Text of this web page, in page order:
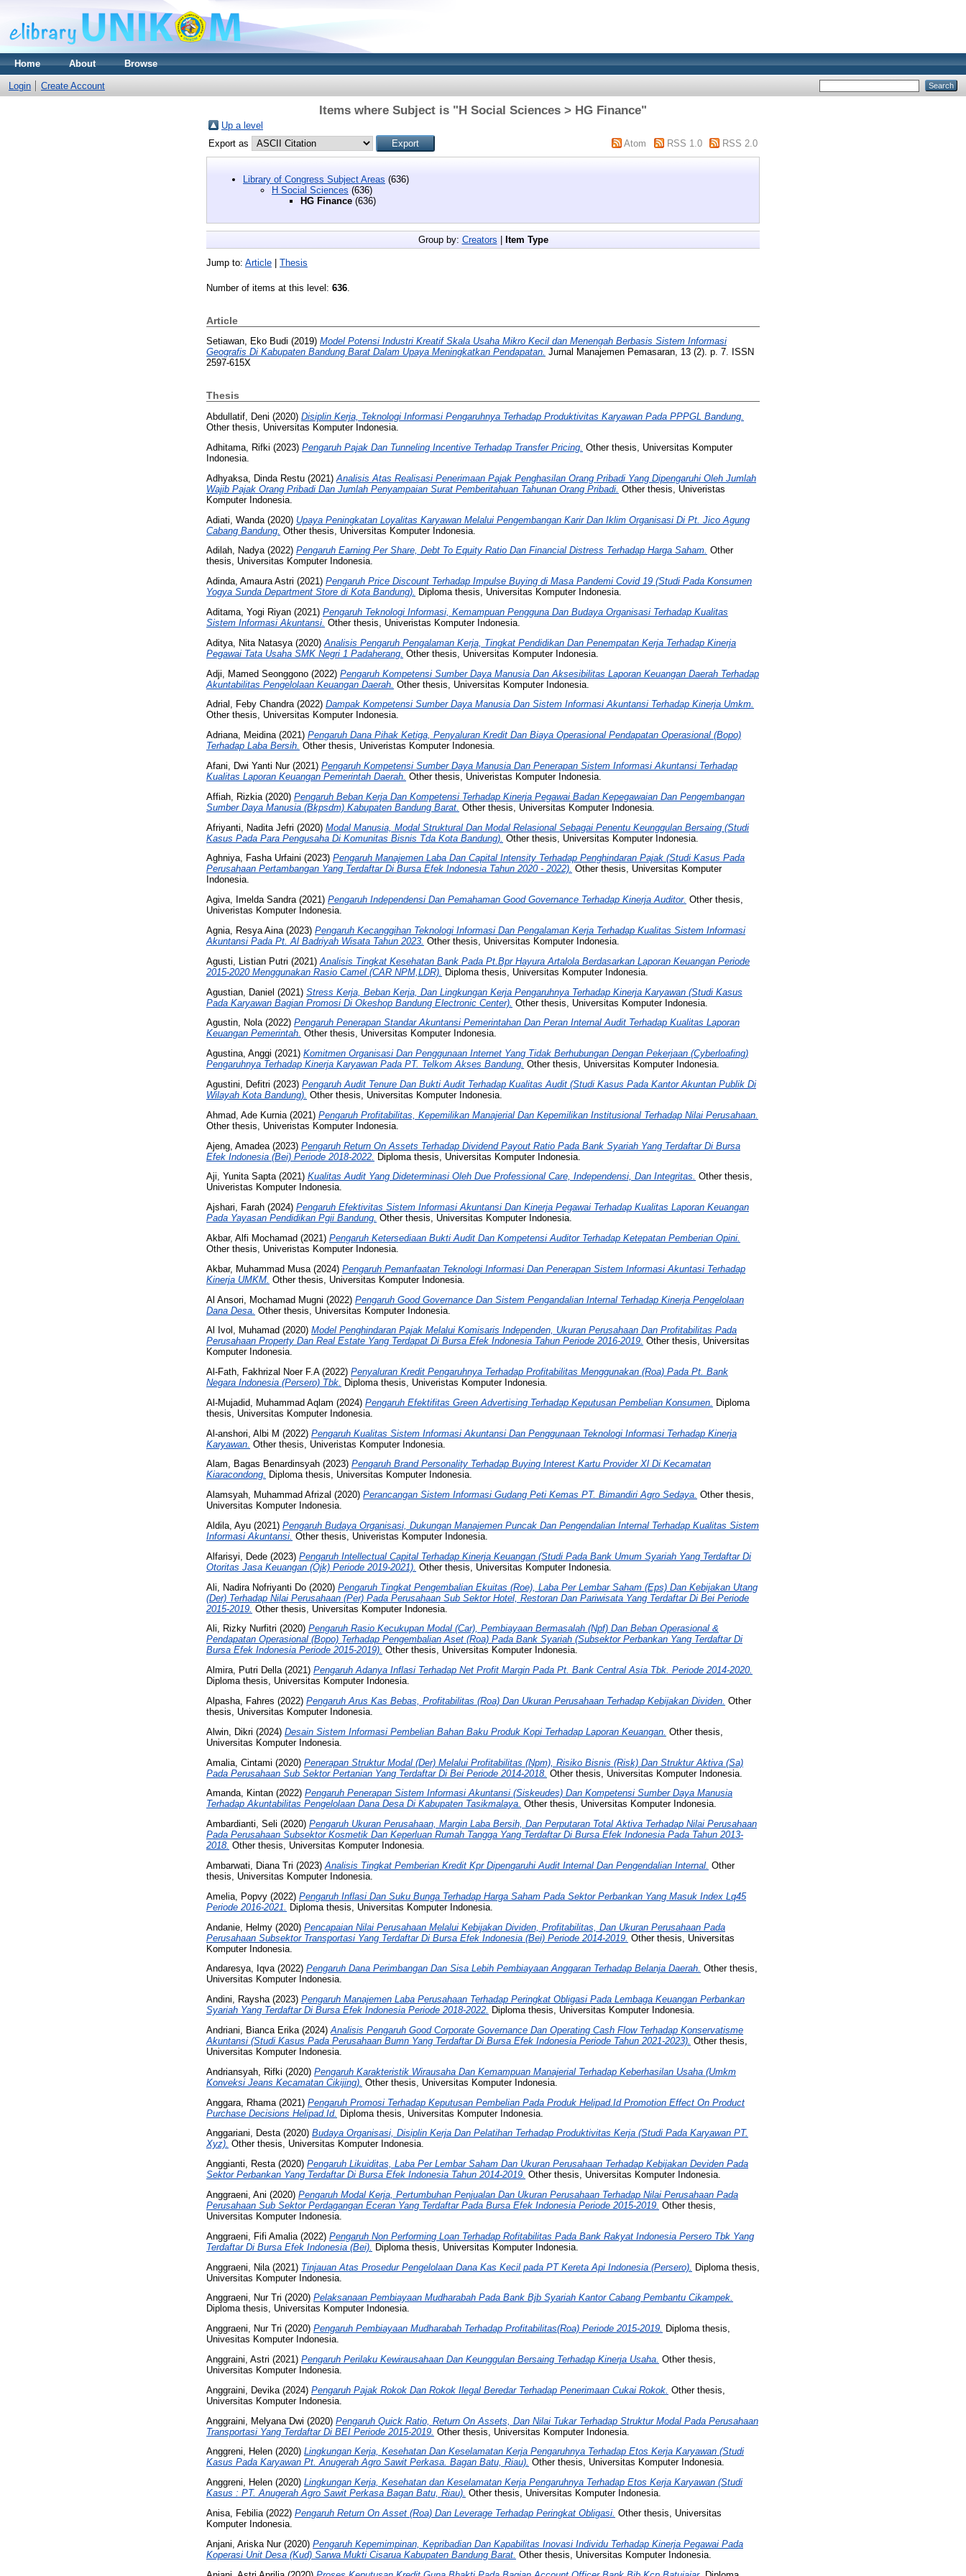
Home About Browse
Login Create Account
Items where Subject is "H Social Sciences > HG Finance"
Up a level
Export as
Atom RSS 1.0 RSS 2.0
Library of Congress Subject Areas (636)
H Social Sciences (636)
HG Finance (636)
Group by: Creators | Item Type
Jump to: Article | Thesis
Number of items at this level: 636
Article
Setiawan, Eko Budi (2019) Model Potensi Industri Kreatif Skala Usaha Mikro Kecil dan Menengah Berbasis Sistem Informasi
Geografis Di Kabupaten Bandung Barat Dalam Upaya Meningkatkan Pendapatan. Jurnal Manajemen Pemasaran, 13 (2). p. 7. ISSN
2597-615X
Thesis
Abdullatif, Deni (2020) Disiplin Kerja, Teknologi Informasi Pengaruhnya Terhadap Produktivitas Karyawan Pada PPPGL Bandung.
Other thesis, Universitas Komputer Indonesia.
Adhitama, Rifki (2023) Pengaruh Pajak Dan Tunneling Incentive Terhadap Transfer Pricing. Other thesis, Universitas Komputer
Indonesia.
Adhyaksa, Dinda Restu (2021) Analisis Atas Realisasi Penerimaan Pajak Penghasilan Orang Pribadi Yang Dipengaruhi Oleh Jumlah
Wajib Pajak Orang Pribadi Dan Jumlah Penyampaian Surat Pemberitahuan Tahunan Orang Pribadi. Other thesis, Univeristas
Komputer Indonesia.
Adiati, Wanda (2020) Upaya Peningkatan Loyalitas Karyawan Melalui Pengembangan Karir Dan Iklim Organisasi Di Pt. Jico Agung
Cabang Bandung. Other thesis, Universitas Komputer Indonesia.
Adilah, Nadya(2022) Pengaruh Earning Per Share, Debt To Equity Ratio Dan Financial Distress Terhadap Harga Saham. Other
thesis, Universitas Komputer Indonesia.
Adinda, Amaura Astri (2021) Pengaruh Price Discount Terhadap Impulse Buying di Masa Pandemi Covid 19 (Studi Pada Konsumen
Yogya Sunda Department Store di Kota Bandung). Diploma thesis, Universitas Komputer Indonesia.
Aditama, Yogi Riyan (2021) Pengaruh Teknologi Informasi, Kemampuan Pengguna Dan Budaya Organisasi Terhadap Kualitas
Sistem Informasi Akuntansi. Other thesis, Univeristas Komputer Indonesia.
Aditya, Nita Natasya (2020) Analisis Pengaruh Pengalaman Kerja, Tingkat Pendidikan Dan Penempatan Kerja Terhadap Kinerja
Pegawai Tata Usaha SMK Negri 1 Padaherang. Other thesis, Universitas Komputer Indonesia.
Adji, Mamed Seonggono (2022) Pengaruh Kompetensi Sumber Daya Manusia Dan Aksesibilitas Laporan Keuangan Daerah Terhadap
Akuntabilitas Pengelolaan Keuangan Daerah. Other thesis, Universitas Komputer Indonesia.
Adrial, Feby Chandra(2022) Dampak Kompetensi Sumber Daya Manusia Dan Sistem Informasi Akuntansi Terhadap Kinerja Umkm.
Other thesis, Universitas Komputer Indonesia.
Adriana, Meidina(2021) Pengaruh Dana Pihak Ketiga, Penyaluran Kredit Dan Biaya Operasional Pendapatan Operasional (Bopo)
Terhadap Laba Bersih. Other thesis, Univeristas Komputer Indonesia.
Afani, Dwi Yanti Nur(2021) Pengaruh Kompetensi Sumber Daya Manusia Dan Penerapan Sistem Informasi Akuntansi Terhadap
Kualitas Laporan Keuangan Pemerintah Daerah. Other thesis, Univeristas Komputer Indonesia.
Affiah, Rizkia (2020) Pengaruh Beban Kerja Dan Kompetensi Terhadap Kinerja Pegawai Badan Kepegawaian Dan Pengembangan
Sumber Daya Manusia (Bkpsdm) Kabupaten Bandung Barat. Other thesis, Universitas Komputer Indonesia.
Afriyanti, Nadita Jefri (2020) Modal Manusia, Modal Struktural Dan Modal Relasional Sebagai Penentu Keunggulan Bersaing (Studi
Kasus Pada Para Pengusaha Di Komunitas Bisnis Tda Kota Bandung). Other thesis, Universitas Komputer Indonesia.
Aghniya, Fasha Urfaini (2023) Pengaruh Manajemen Laba Dan Capital Intensity Terhadap Penghindaran Pajak (Studi Kasus Pada
Perusahaan Pertambangan Yang Terdaftar Di Bursa Efek Indonesia Tahun 2020 - 2022). Other thesis, Universitas Komputer
Indonesia.
Agiva, Imelda Sandra(2021) Pengaruh Independensi Dan Pemahaman Good Governance Terhadap Kinerja Auditor. Other thesis,
Univeristas Komputer Indonesia.
Agnia, Resya Aina (2023) Pengaruh Kecanggihan Teknologi Informasi Dan Pengalaman Kerja Terhadap Kualitas Sistem Informasi
Akuntansi Pada Pt. Al Badriyah Wisata Tahun 2023. Other thesis, Universitas Komputer Indonesia.
Agusti, Listian Putri (2021) Analisis Tingkat Kesehatan Bank Pada Pt.Bpr Hayura Artalola Berdasarkan Laporan Keuangan Periode
2015-2020 Menggunakan Rasio Camel (CAR NPM,LDR). Diploma thesis, Universitas Komputer Indonesia.
Agustian, Daniel (2021) Stress Kerja, Beban Kerja, Dan Lingkungan Kerja Pengaruhnya Terhadap Kinerja Karyawan (Studi Kasus
Pada Karyawan Bagian Promosi Di Okeshop Bandung Electronic Center). Other thesis, Universitas Komputer Indonesia.
Agustin, Nola(2022) Pengaruh Penerapan Standar Akuntansi Pemerintahan Dan Peran Internal Audit Terhadap Kualitas Laporan
Keuangan Pemerintah. Other thesis, Universitas Komputer Indonesia.
Agustina, Anggi (2021) Komitmen Organisasi Dan Penggunaan Internet Yang Tidak Berhubungan Dengan Pekerjaan (Cyberloafing)
Pengaruhnya Terhadap Kinerja Karyawan Pada PT. Telkom Akses Bandung. Other thesis, Universitas Komputer Indonesia.
Agustini, Defitri (2023) Pengaruh Audit Tenure Dan Bukti Audit Terhadap Kualitas Audit (Studi Kasus Pada Kantor Akuntan Publik Di
Wilayah Kota Bandung). Other thesis, Universitas Komputer Indonesia.
Ahmad, Ade Kurnia (2021) Pengaruh Profitabilitas, Kepemilikan Manajerial Dan Kepemilikan Institusional Terhadap Nilai Perusahaan.
Other thesis, Univeristas Komputer Indonesia.
Ajeng, Amadea (2023) Pengaruh Return On Assets Terhadap Dividend Payout Ratio Pada Bank Syariah Yang Terdaftar Di Bursa
Efek Indonesia (Bei) Periode 2018-2022. Diploma thesis, Universitas Komputer Indonesia.
Aji, Yunita Sapta(2021) Kualitas Audit Yang Dideterminasi Oleh Due Professional Care, Independensi, Dan Integritas. Other thesis,
Univeristas Komputer Indonesia.
Ajshari, Farah (2024) Pengaruh Efektivitas Sistem Informasi Akuntansi Dan Kinerja Pegawai Terhadap Kualitas Laporan Keuangan
Pada Yayasan Pendidikan Pgii Bandung. Other thesis, Universitas Komputer Indonesia.
Akbar, Alfi Mochamad (2021) Pengaruh Ketersediaan Bukti Audit Dan Kompetensi Auditor Terhadap Ketepatan Pemberian Opini.
Other thesis, Univeristas Komputer Indonesia.
Akbar, Muhammad Musa (2024) Pengaruh Pemanfaatan Teknologi Informasi Dan Penerapan Sistem Informasi Akuntasi Terhadap
Kinerja UMKM. Other thesis, Universitas Komputer Indonesia.
Al Ansori, Mochamad Mugni (2022) Pengaruh Good Governance Dan Sistem Pengandalian Internal Terhadap Kinerja Pengelolaan
Dana Desa. Other thesis, Universitas Komputer Indonesia.
Al Ivol, Muhamad (2020) Model Penghindaran Pajak Melalui Komisaris Independen, Ukuran Perusahaan Dan Profitabilitas Pada
Perusahaan Property Dan Real Estate Yang Terdapat Di Bursa Efek Indonesia Tahun Periode 2016-2019. Other thesis, Universitas
Komputer Indonesia.
Al-Fath, Fakhrizal Noer F.A(2022) Penyaluran Kredit Pengaruhnya Terhadap Profitabilitas Menggunakan (Roa) Pada Pt. Bank
Negara Indonesia (Persero) Tbk. Diploma thesis, Univeristas Komputer Indonesia.
Al-Mujadid, Muhammad Aqlam (2024) Pengaruh Efektifitas Green Advertising Terhadap Keputusan Pembelian Konsumen.
Diploma
thesis, Universitas Komputer Indonesia.
Al-anshori, Albi M (2022) Pengaruh Kualitas Sistem Informasi Akuntansi Dan Penggunaan Teknologi Informasi Terhadap Kinerja
Karyawan. Other thesis, Univeristas Komputer Indonesia.
Alam, Bagas Benardinsyah (2023) Pengaruh Brand Personality Terhadap Buying Interest Kartu Provider Xl Di Kecamatan
Kiaracondong. Diploma thesis, Universitas Komputer Indonesia.
Alamsyah, Muhammad Afrizal (2020) Perancangan Sistem Informasi Gudang Peti Kemas PT. Bimandiri Agro Sedaya. Other thesis,
Universitas Komputer Indonesia.
Aldila, Ayu (2021) Pengaruh Budaya Organisasi, Dukungan Manajemen Puncak Dan Pengendalian Internal Terhadap Kualitas Sistem
Informasi Akuntansi. Other thesis, Univeristas Komputer Indonesia.
Alfarisyi, Dede (2023) Pengaruh Intellectual Capital Terhadap Kinerja Keuangan (Studi Pada Bank Umum Syariah Yang Terdaftar Di
Otoritas Jasa Keuangan (Ojk) Periode 2019-2021). Other thesis, Universitas Komputer Indonesia.
Ali, Nadira Nofriyanti Do (2020) Pengaruh Tingkat Pengembalian Ekuitas (Roe), Laba Per Lembar Saham (Eps) Dan Kebijakan Utang
(Der) Terhadap Nilai Perusahaan (Per) Pada Perusahaan Sub Sektor Hotel, Restoran Dan Pariwisata Yang Terdaftar Di Bei Periode
2015-2019. Other thesis, Universitas Komputer Indonesia.
Ali, Rizky Nurfitri (2020) Pengaruh Rasio Kecukupan Modal (Car), Pembiayaan Bermasalah (Npf) Dan Beban Operasional &
Pendapatan Operasional (Bopo) Terhadap Pengembalian Aset (Roa) Pada Bank Syariah (Subsektor Perbankan Yang Terdaftar Di
Bursa Efek Indonesia Periode 2015-2019). Other thesis, Universitas Komputer Indonesia.
Almira, Putri Della(2021) Pengaruh Adanya Inflasi Terhadap Net Profit Margin Pada Pt. Bank Central Asia Tbk. Periode 2014-2020.
Diploma thesis, Universitas Komputer Indonesia.
Alpasha, Fahres (2022) Pengaruh Arus Kas Bebas, Profitabilitas (Roa) Dan Ukuran Perusahaan Terhadap Kebijakan Dividen. Other
thesis, Universitas Komputer Indonesia.
Alwin, Dikri (2024) Desain Sistem Informasi Pembelian Bahan Baku Produk Kopi Terhadap Laporan Keuangan. Other thesis,
Universitas Komputer Indonesia.
Amalia, Cintami (2020) Penerapan Struktur Modal (Der) Melalui Profitabilitas (Npm), Risiko Bisnis (Risk) Dan Struktur Aktiva (Sa)
Pada Perusahaan Sub Sektor Pertanian Yang Terdaftar Di Bei Periode 2014-2018. Other thesis, Universitas Komputer Indonesia.
Amanda, Kintan (2022) Pengaruh Penerapan Sistem Informasi Akuntansi (Siskeudes) Dan Kompetensi Sumber Daya Manusia
Terhadap Akuntabilitas Pengelolaan Dana Desa Di Kabupaten Tasikmalaya. Other thesis, Universitas Komputer Indonesia.
Ambardianti, Seli (2020) Pengaruh Ukuran Perusahaan, Margin Laba Bersih, Dan Perputaran Total Aktiva Terhadap Nilai Perusahaan
Pada Perusahaan Subsektor Kosmetik Dan Keperluan Rumah Tangga Yang Terdaftar Di Bursa Efek Indonesia Pada Tahun 2013-
2018. Other thesis, Universitas Komputer Indonesia.
Ambarwati, Diana Tri (2023)Analisis Tingkat Pemberian Kredit Kpr Dipengaruhi Audit Internal Dan Pengendalian Internal. Other
thesis, Universitas Komputer Indonesia.
Amelia, Popvy (2022) Pengaruh Inflasi Dan Suku Bunga Terhadap Harga Saham Pada Sektor Perbankan Yang Masuk Index Lq45
Periode 2016-2021.
Diploma thesis, Universitas Komputer Indonesia.
Andanie, Helmy (2020) Pencapaian Nilai Perusahaan Melalui Kebijakan Dividen, Profitabilitas, Dan Ukuran Perusahaan Pada
Perusahaan Subsektor Transportasi Yang Terdaftar Di Bursa Efek Indonesia (Bei) Periode 2014-2019. Other thesis, Universitas
Komputer Indonesia.
Andaresya, Iqva(2022) Pengaruh Dana Perimbangan Dan Sisa Lebih Pembiayaan Anggaran Terhadap Belanja Daerah. Other thesis,
Universitas Komputer Indonesia.
Andini, Raysha(2023) Pengaruh Manajemen Laba Perusahaan Terhadap Peringkat Obligasi Pada Lembaga Keuangan Perbankan
Syariah Yang Terdaftar Di Bursa Efek Indonesia Periode 2018-2022. Diploma thesis, Universitas Komputer Indonesia.
Andriani, Bianca Erika(2024)Analisis Pengaruh Good Corporate Governance Dan Operating Cash Flow Terhadap Konservatisme
Akuntansi (Studi Kasus Pada Perusahaan Bumn Yang Terdaftar Di Bursa Efek Indonesia Periode Tahun 2021-2023). Other thesis,
Universitas Komputer Indonesia.
Andriansyah, Rifki (2020) Pengaruh Karakteristik Wirausaha Dan Kemampuan Manajerial Terhadap Keberhasilan Usaha (Umkm
Konveksi Jeans Kecamatan Cikijing). Other thesis, Universitas Komputer Indonesia.
Anggara, Rhama (2021) Pengaruh Promosi Terhadap Keputusan Pembelian Pada Produk Helipad.Id Promotion Effect On Product
Purchase Decisions Helipad.Id. Diploma thesis, Universitas Komputer Indonesia.
Anggariani, Desta(2020) Budaya Organisasi, Disiplin Kerja Dan Pelatihan Terhadap Produktivitas Kerja (Studi Pada Karyawan PT.
Xyz). Other thesis, Universitas Komputer Indonesia.
Anggianti, Resta(2020) Pengaruh Likuiditas, Laba Per Lembar Saham Dan Ukuran Perusahaan Terhadap Kebijakan Deviden Pada
Sektor Perbankan Yang Terdaftar Di Bursa Efek Indonesia Tahun 2014-2019. Other thesis, Universitas Komputer Indonesia.
Anggraeni, Ani (2020) Pengaruh Modal Kerja, Pertumbuhan Penjualan Dan Ukuran Perusahaan Terhadap Nilai Perusahaan Pada
Perusahaan Sub Sektor Perdagangan Eceran Yang Terdaftar Pada Bursa Efek Indonesia Periode 2015-2019. Other thesis,
Universitas Komputer Indonesia.
Anggraeni, Fifi Amalia (2022) Pengaruh Non Performing Loan Terhadap Rofitabilitas Pada Bank Rakyat Indonesia Persero Tbk Yang
Terdaftar Di Bursa Efek Indonesia (Bei).
Diploma thesis, Universitas Komputer Indonesia.
Anggraeni, Nila (2021) Tinjauan Atas Prosedur Pengelolaan Dana Kas Kecil pada PT Kereta Api Indonesia (Persero). Diploma thesis,
Universitas Komputer Indonesia.
Anggraeni, Nur Tri (2020) Pelaksanaan Pembiayaan Mudharabah Pada Bank Bjb Syariah Kantor Cabang Pembantu Cikampek.
Diploma thesis, Universitas Komputer Indonesia.
Anggraeni, Nur Tri (2020) Pengaruh Pembiayaan Mudharabah Terhadap Profitabilitas(Roa) Periode 2015-2019. Diploma thesis,
Univesitas Komputer Indonesia.
Anggraini, Astri (2021) Pengaruh Perilaku Kewirausahaan Dan Keunggulan Bersaing Terhadap Kinerja Usaha. Other thesis,
Universitas Komputer Indonesia.
Anggraini, Devika (2024) Pengaruh Pajak Rokok Dan Rokok Ilegal Beredar Terhadap Penerimaan Cukai Rokok. Other thesis,
Universitas Komputer Indonesia.
Anggraini, Melyana Dwi (2020) Pengaruh Quick Ratio, Return On Assets, Dan Nilai Tukar Terhadap Struktur Modal Pada Perusahaan
Transportasi Yang Terdaftar Di BEI Periode 2015-2019. Other thesis, Universitas Komputer Indonesia.
Anggreni, Helen (2020) Lingkungan Kerja, Kesehatan Dan Keselamatan Kerja Pengaruhnya Terhadap Etos Kerja Karyawan (Studi
Kasus Pada Karyawan Pt. Anugerah Agro Sawit Perkasa. Bagan Batu, Riau). Other thesis, Universitas Komputer Indonesia.
Anggreni, Helen (2020) Lingkungan Kerja, Kesehatan dan Keselamatan Kerja Pengaruhnya Terhadap Etos Kerja Karyawan (Studi
Kasus : PT. Anugerah Agro Sawit Perkasa Bagan Batu, Riau). Other thesis, Universitas Komputer Indonesia.
Anisa, Febilia (2022) Pengaruh Return On Asset (Roa) Dan Leverage Terhadap Peringkat Obligasi. Other thesis, Universitas
Komputer Indonesia.
Anjani, Ariska Nur(2020) Pengaruh Kepemimpinan, Kepribadian Dan Kapabilitas Inovasi Individu Terhadap Kinerja Pegawai Pada
Koperasi Unit Desa (Kud) Sarwa Mukti Cisarua Kabupaten Bandung Barat. Other thesis, Universitas Komputer Indonesia.